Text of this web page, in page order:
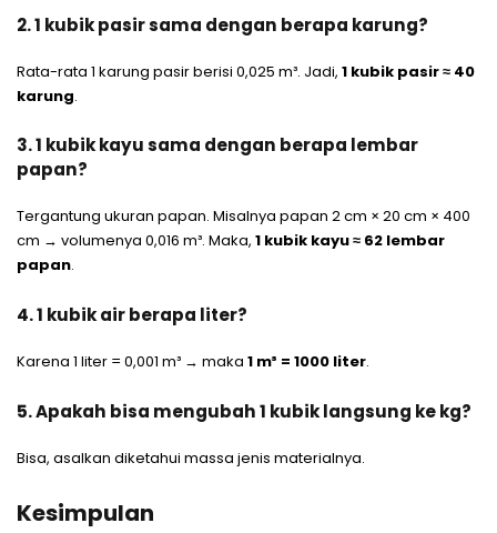
2. 1 kubik pasir sama dengan berapa karung?
Rata-rata 1 karung pasir berisi 0,025 m³. Jadi, 1 kubik pasir ≈ 40
karung.
3. 1 kubik kayu sama dengan berapa lembar
papan?
Tergantung ukuran papan. Misalnya papan 2 cm × 20 cm × 400
cm → volumenya 0,016 m³. Maka, 1 kubik kayu ≈ 62 lembar
papan.
4. 1 kubik air berapa liter?
Karena 1 liter = 0,001 m³ → maka 1 m³ = 1000 liter.
5. Apakah bisa mengubah 1 kubik langsung ke kg?
Bisa, asalkan diketahui massa jenis materialnya.
Kesimpulan